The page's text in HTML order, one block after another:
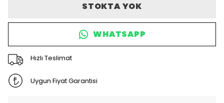
STOKTA YOK
WHATSAPP
Hızlı Teslimat
Uygun Fiyat Garantisi